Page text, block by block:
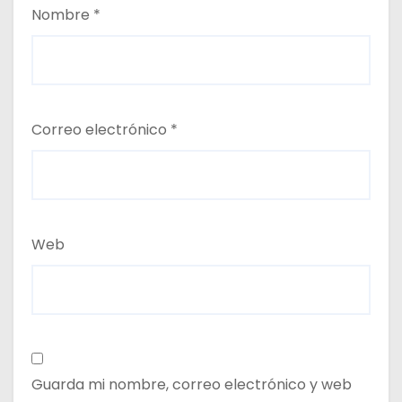
Nombre *
Correo electrónico *
Web
Guarda mi nombre, correo electrónico y web